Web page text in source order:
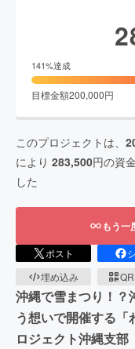
141%達成
目標金額200,000円
このプロジェクトは、
により 283,500円の資
した
もう一
ポスト
埋め込み
沖縄で雪まつり！？
う想いで開催する
ロジェクト沖縄支